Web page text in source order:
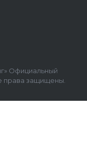
Официальный
права защищены.